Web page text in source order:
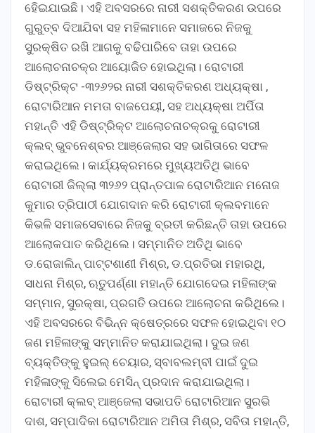
ହେିଇଯାଇଛି। ଏହି ଅବସରରେ ନାରୀ ସଶକ୍ତିକରଣ ଉପରେ
ଗୁରୁତ୍ବ ଦିଆଯିବା ସହ ମହିଳାମାନେ ସମାଜରେ ନିଜକୁ
ସୁରକ୍ଷିତ ରଖି ଆଗକୁ ବଢିପାରିବେ ତାହା ଉପରେ
ଆଲୋଚନାଚକ୍ର ଆୟୋଜିତ ହୋଇଥିଲା। ରୋଟାରୀ
ଡିଷ୍ଟ୍ରିକ୍ଟ -୩୨୬୨ର ନାରୀ ସଶକ୍ତିକରଣ ଅଧ୍ୟକ୍ଷା ,
ରୋଟାରିଆନ ମମତା ବାଜପେୟୀ, ସହ ଅଧ୍ୟକ୍ଷା ଅର୍ପିତା
ମହାନ୍ତି ଏହି ଡିଷ୍ଟ୍ରିକ୍ଟ ଆଲୋଚନାଚକ୍ରକୁ ରୋଟାରୀ
କ୍ଲବ୍ ଭୁବନେଶ୍ବର ଆଞ୍ଜେଲାର ସହ ଭାଗିତାରେ ସଫଳ
କରାଇଥିଲେ। କାର୍ଯ୍ୟକ୍ରମରେ ମୁଖ୍ୟଅତିଥି ଭାବେ
ରୋଟାରୀ ଜିଲ୍ଲା ୩୨୬୨ ପ୍ରାନ୍ତପାଳ ରୋଟାରିଆନ ମନୋଜ
କୁମାର ତ୍ରିପାଠୀ ଯୋଗଦାନ କରି ରୋଟାରୀ କ୍ଲବମାନେ
କିଭଳି ସମାଜସେବାରେ ନିଜକୁ ବ୍ରତୀ କରିଛନ୍ତି ତାହା ଉପରେ
ଆଲୋକପାତ କରିଥିଲେ। ସମ୍ମାନିତ ଅତିଥି ଭାବେ
ଡ.ରୋଜାଲିନ୍ ପାଟ୍ଟଶାଣୀ ମିଶ୍ର, ଡ.ପ୍ରତିଭା ମହାରଥି,
ସାଧନା ମିଶ୍ର, ଋତୁପର୍ଣ୍ଣା ମହାନ୍ତି ଯୋଗଦେଇ ମହିଳାଙ୍କ
ସମ୍ମାନ, ସୁରକ୍ଷା, ପ୍ରଗତି ଉପରେ ଆଲୋଚନା କରିଥିଲେ।
ଏହି ଅବସରରେ ବିଭିନ୍ନ କ୍ଷେତ୍ରରେ ସଫଳ ହୋଇଥିବା ୧୦
ଜଣ ମହିଳାଙ୍କୁ ସମ୍ମାନିତ କରାଯାଇଥିଲା। ଦୁଇ ଜଣ
ବ୍ୟକ୍ତିଙ୍କୁ ହୁଇଲ୍ ଚେୟାର, ସ୍ବାବଲମ୍ବୀ ପାଇଁ ଦୁଇ
ମହିଳାଙ୍କୁ ସିଲେଇ ମେସିନ୍ ପ୍ରଦାନ କରାଯାଇଥିଲା।
ରୋଟାରୀ କ୍ଲବ୍ ଆଞ୍ଜେଲା ସଭାପତି ରୋଟାରିଆନ ସୁରଭି
ଦାଶ, ସମ୍ପାଦିକା ରୋଟାରିଆନ ଅମିତା ମିଶ୍ର, ସବିତା ମହାନ୍ତି,